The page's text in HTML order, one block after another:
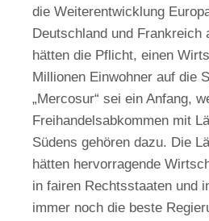
die Weiterentwicklung
Deutschland und Frankreich
hätten die Pflicht, einen
Millionen Einwohner auf die
„Mercosur“ sei ein Anfang,
Freihandelsabkommen mit
Südens gehören dazu. Die
hätten hervorragende
in fairen Rechtsstaaten und
immer noch die beste